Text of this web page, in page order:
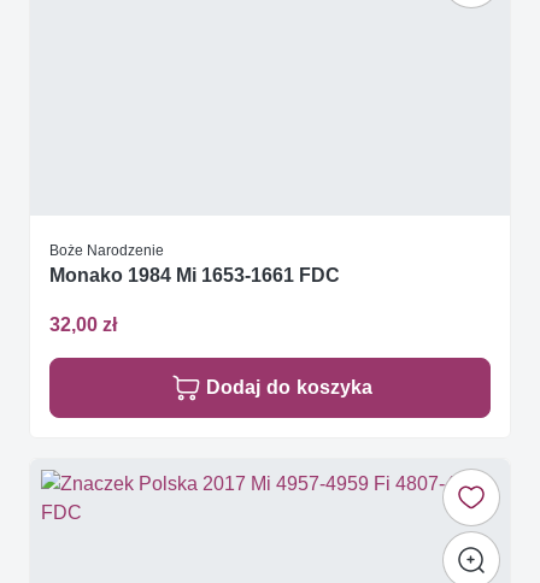
Boże Narodzenie
Monako 1984 Mi 1653-1661 FDC
32,00 zł
Dodaj do koszyka